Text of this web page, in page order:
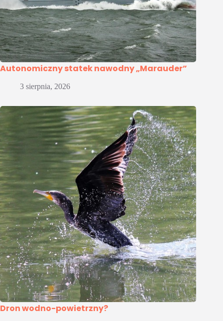
Autonomiczny statek nawodny „Marauder”
3 sierpnia, 2026
Dron wodno-powietrzny?